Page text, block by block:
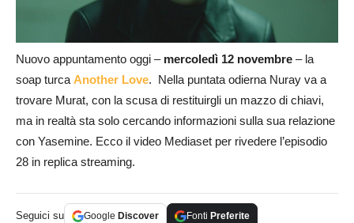
Nuovo appuntamento oggi – mercoledì 12 novembre – la
soap turcaAnother Love. Nella puntata odierna Nuray va a
trovare Murat, con la scusa di restituirgli un mazzo di chiavi,
ma in realtà sta solo cercando informazioni sulla sua relazione
con Yasemine. Ecco il video Mediaset per rivedere l’episodio
28 in replica streaming.
Seguici su Google Discover Fonti Preferite